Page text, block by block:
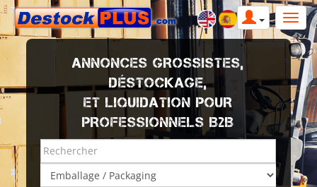
ANNONCES GROSSISTES,
DÉSTOCKAGE,
ET LIQUIDATION POUR
PROFESSIONNELS B2B